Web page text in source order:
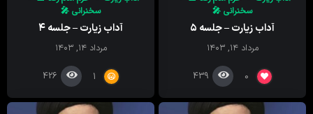
سخنرانی 🎤
آداب زیارت – جلسه ۵
مرداد ۱۴, ۱۴۰۳
0
439
سخنرانی 🎤
آداب زیارت – جلسه ۴
مرداد ۱۴, ۱۴۰۳
1
426